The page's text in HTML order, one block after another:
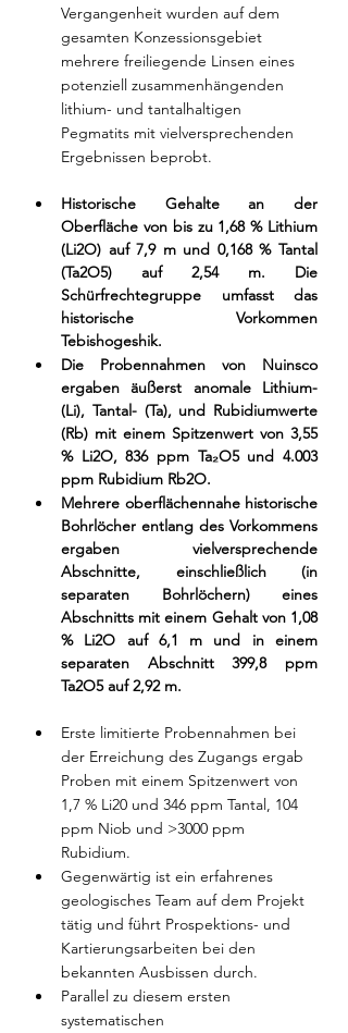
Vergangenheit wurden auf dem
gesamten Konzessionsgebiet
mehrere freiliegende Linsen eines
potenziell zusammenhängenden
lithium- und tantalhaltigen
Pegmatits mit vielversprechenden
Ergebnissen beprobt.
Historische Gehalte an der
Oberfläche von bis zu 1,68 % Lithium
(Li2O) auf 7,9 m und 0,168 % Tantal
(Ta2O5) auf 2,54 m. Die
Schürfrechtegruppe umfasst das
historische Vorkommen
Tebishogeshik.
Die Probennahmen von Nuinsco
ergaben äußerst anomale Lithium-
(Li), Tantal- (Ta), und Rubidiumwerte
(Rb) mit einem Spitzenwert von 3,55
% Li2O, 836 ppm Ta₂O5 und 4.003
ppm Rubidium Rb2O.
Mehrere oberflächennahe historische
Bohrlöcher entlang des Vorkommens
ergaben vielversprechende
Abschnitte, einschließlich (in
separaten Bohrlöchern) eines
Abschnitts mit einem Gehalt von 1,08
% Li2O auf 6,1 m und in einem
separaten Abschnitt 399,8 ppm
Ta2O5 auf 2,92 m.
Erste limitierte Probennahmen bei
der Erreichung des Zugangs ergab
Proben mit einem Spitzenwert von
1,7 % Li20 und 346 ppm Tantal, 104
ppm Niob und >3000 ppm
Rubidium.
Gegenwärtig ist ein erfahrenes
geologisches Team auf dem Projekt
tätig und führt Prospektions- und
Kartierungsarbeiten bei den
bekannten Ausbissen durch.
Parallel zu diesem ersten
systematischen